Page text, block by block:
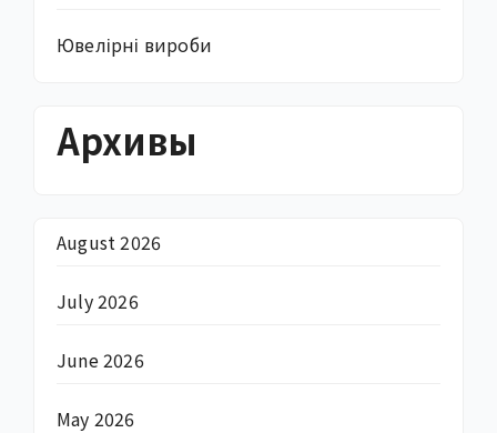
Ювелірні вироби
Архивы
August 2026
July 2026
June 2026
May 2026